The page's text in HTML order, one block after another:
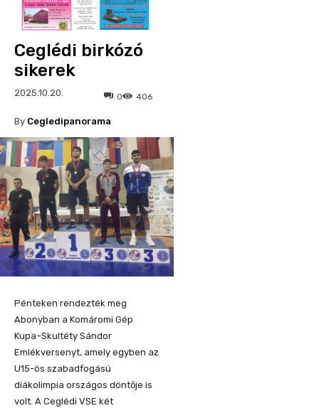
Ceglédi birkózó
sikerek
2025.10.20. 406
0
By Cegledipanorama
Pénteken rendezték meg
Abonyban a Komáromi Gép
Kupa–Skultéty Sándor
Emlékversenyt, amely egyben az
U15-ös szabadfogású
diákolimpia országos döntője is
volt. A Ceglédi VSE két